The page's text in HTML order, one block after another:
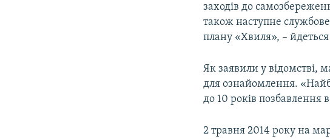
заходів до
також наступне
плану «Хвиля», –
Як заявили у відомстві,
для ознайомлення.
до 10 років позбавлення
2 травня 2014 року на